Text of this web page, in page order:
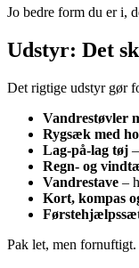
Jo bedre form du er i,
Udstyr: Det
Det rigtige udstyr gør
Vandrestøvler
Rygsæk med
Lag-på-lag tøj
Regn- og
Vandrestave –
Kort, kompas
Pak let, men